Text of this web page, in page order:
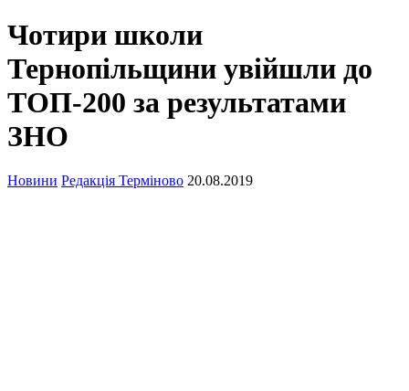
Чотири школи
Тернопільщини увійшли до
ТОП-200 за результатами
ЗНО
Новини Редакція Терміново 20.08.2019